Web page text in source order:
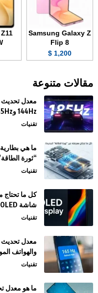
Samsung Galaxy Z
Flip 8
1,200 $
مقالات متنوعة
144Hz و165Hz أم مجرد أرقام تسويقية؟
تقنيات
ما هي
“ثورة
تقنيات
شاشة AMOLED في الهواتف الذكية
تقنيات
والهواتف
تقنيات